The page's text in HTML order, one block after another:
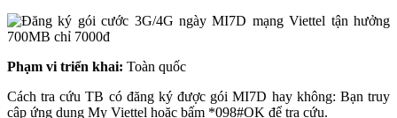
Phạm vi triển khai: Toàn quốc
Cách tra cứu TB có đăng ký được gói MI7D hay không: Bạn truy
cập ứng dụng My Viettel hoặc bấm *098#OK để tra cứu.